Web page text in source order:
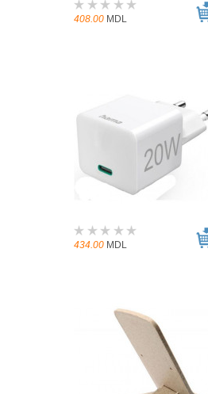
408.00 MDL
434.00 MDL